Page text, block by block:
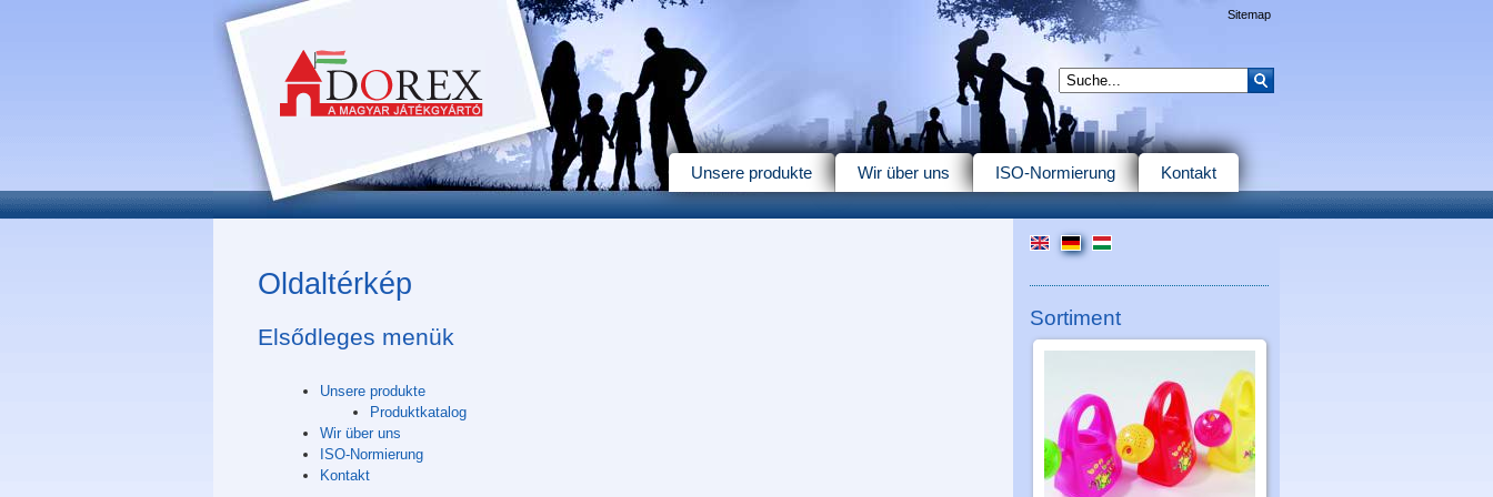
Sitemap
Unsere produkte Wir über uns ISO-Normierung Kontakt
Oldaltérkép
Elsődleges menük
Unsere produkte
Produktkatalog
Wir über uns
ISO-Normierung
Kontakt
Sortiment